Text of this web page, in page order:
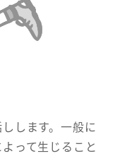
します。一般に
って生じること